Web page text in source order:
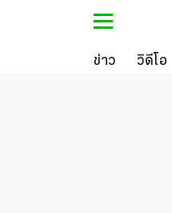
ข่าว วิดีโอ